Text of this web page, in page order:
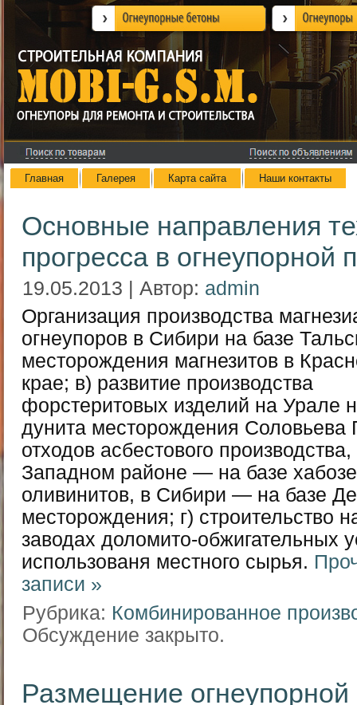
Главная Галерея Карта сайта Наши контакты
Основные направления
прогресса в
19.05.2013 | Автор: admin
Организация производства
огнеупоров в Сибири на базе
месторождения магнезитов в
крае; в) развитие производства
форстеритовых изделий на Урале
дунита месторождения Соловьева
отходов асбестового
Западном районе — на базе
оливинитов, в Сибири — на базе
месторождения; г) строительство
заводах доломито-обжигательных
использованя местного сырья.
записи »
Рубрика: Комбинированное
Обсуждение закрыто.
Размещение